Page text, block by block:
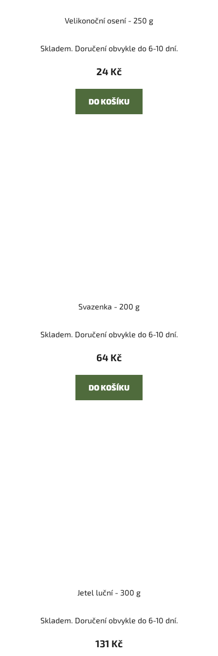
Velikonoční osení - 250 g
Skladem. Doručení obvykle do 6-10 dní.
24 Kč
DO KOŠÍKU
Svazenka - 200 g
Skladem. Doručení obvykle do 6-10 dní.
64 Kč
DO KOŠÍKU
Jetel luční - 300 g
Skladem. Doručení obvykle do 6-10 dní.
131 Kč